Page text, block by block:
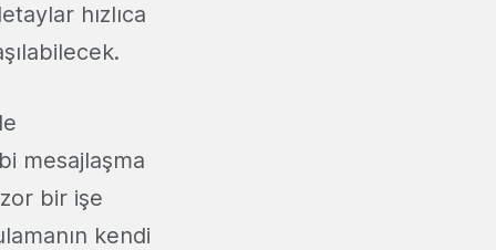
hızlıca
mesajlaşma
bir işe
kendi